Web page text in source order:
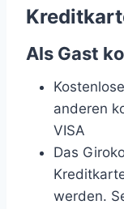
Als Gast
anderen
VISA
Das
werden.